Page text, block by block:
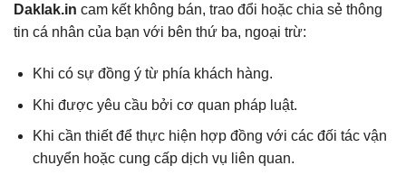
Daklak.in cam kết không bán, trao đổi hoặc chia sẻ thông
tin cá nhân của bạn với bên thứ ba, ngoại trừ:
Khi có sự đồng ý từ phía khách hàng.
Khi được yêu cầu bởi cơ quan pháp luật.
Khi cần thiết để thực hiện hợp đồng với các đối tác vận
chuyển hoặc cung cấp dịch vụ liên quan.